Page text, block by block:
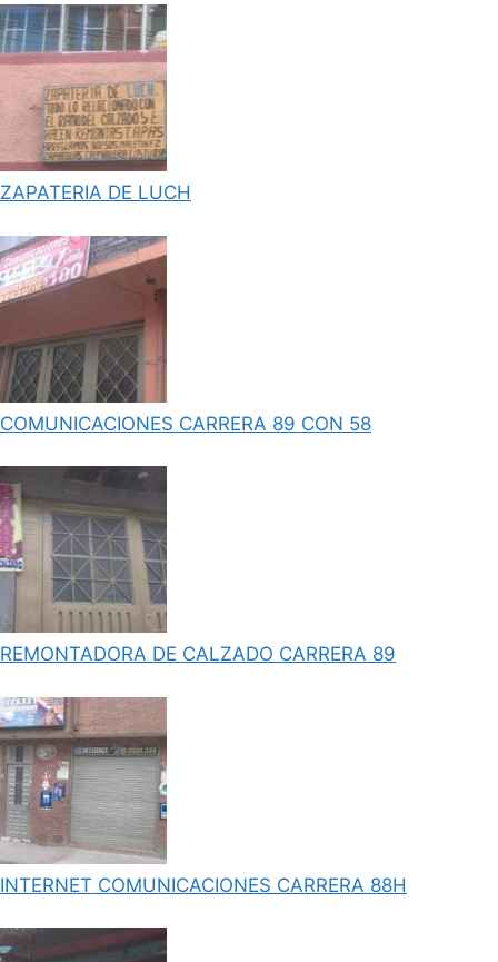
ZAPATERIA DE LUCH
COMUNICACIONES CARRERA 89 CON 58
REMONTADORA DE CALZADO CARRERA 89
INTERNET COMUNICACIONES CARRERA 88H